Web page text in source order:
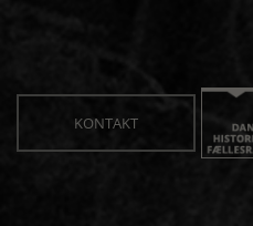
KONTAKT